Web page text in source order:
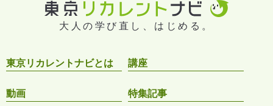
大人の学び直し、はじめる。
東京リカレントナビとは 講座
動画 特集記事